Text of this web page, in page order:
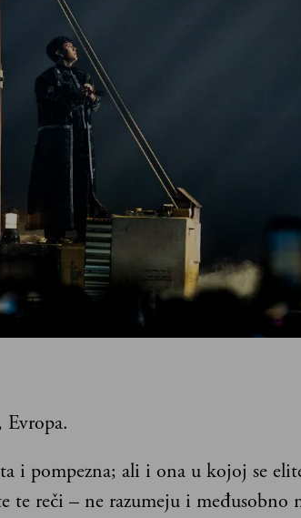
i pompezna; ali i ona u kojoj se
te reči – ne razumeju i međusobno